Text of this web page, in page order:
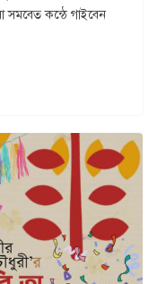
সমবেত কন্ঠে গাইবেন